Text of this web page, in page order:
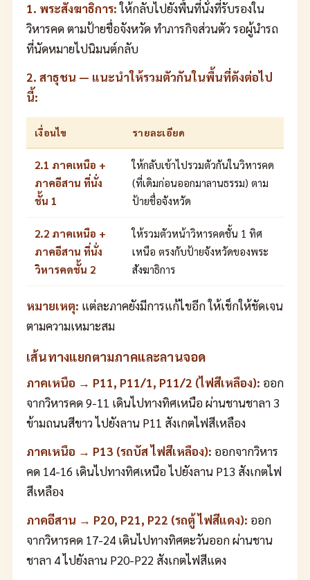
1. พระสังฆาธิการ:ให้กลับไปยังพื้นที่นั่งที่รับรองใน
วิหารคด ตามป้ายชื่อจังหวัด ทำภารกิจส่วนตัว รอผู้นำรถ
ที่นัดหมายไปนิมนต์กลับ
2. สาธุชน — แนะนำให้รวมตัวกันในพื้นที่ดังต่อไป
นี้:
เงื่อนไข รายละเอียด
2.1 ภาคเหนือ +
ภาคอีสาน ที่นั่ง
ชั้น 1
ให้กลับเข้าไปรวมตัวกันในวิหารคด
(ที่เดิมก่อนออกมาลานธรรม) ตาม
ป้ายชื่อจังหวัด
2.2 ภาคเหนือ +
ภาคอีสาน ที่นั่ง
วิหารคดชั้น 2
ให้รวมตัวหน้าวิหารคดชั้น 1 ทิศ
เหนือ ตรงกับป้ายจังหวัดของพระ
สังฆาธิการ
หมายเหตุ: แต่ละภาคยังมีการแก้ไขอีก ให้เช็กให้ชัดเจน
ตามความเหมาะสม
เส้นทางแยกตามภาคและลานจอด
ภาคเหนือ → P11, P11/1, P11/2 (ไฟสีเหลือง): ออก
จากวิหารคด 9-11 เดินไปทางทิศเหนือ ผ่านชานชาลา 3
ข้ามถนนสีขาว ไปยังลาน P11 สังเกตไฟสีเหลือง
ภาคเหนือ → P13 (รถบัส ไฟสีเหลือง): ออกจากวิหาร
คด 14-16 เดินไปทางทิศเหนือ ไปยังลาน P13 สังเกตไฟ
สีเหลือง
ภาคอีสาน → P20, P21, P22 (รถตู้ ไฟสีแดง): ออก
จากวิหารคด 17-24 เดินไปทางทิศตะวันออก ผ่านชาน
ชาลา 4 ไปยังลาน P20-P22 สังเกตไฟสีแดง